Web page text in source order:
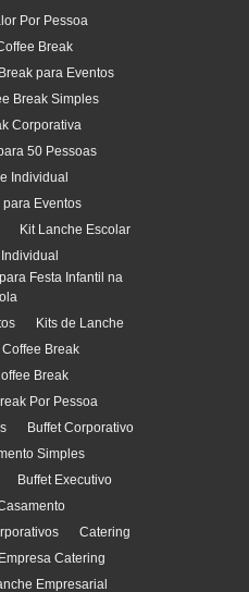
Por Pessoa
Break
para Eventos
Break Simples
Corporativa
50 Pessoas
Individual
para Eventos
Kit Lanche Escolar
Festa Infantil na
Kits de Lanche
Break
Break
Por Pessoa
Buffet Corporativo
Simples
Buffet Executivo
Catering
Empresa Catering
Empresarial